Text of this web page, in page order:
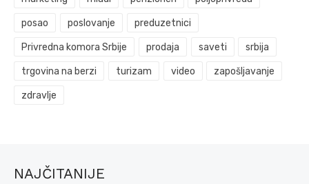
posao poslovanje preduzetnici
Privredna komora Srbije prodaja saveti srbija
trgovina na berzi turizam video zapošljavanje
zdravlje
NAJČITANIJE